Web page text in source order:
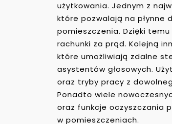
użytkowania. Jednym z
które pozwalają na płynne
pomieszczenia. Dzięki
rachunki za prąd. Kolejną
które umożliwiają zdalne
asystentów głosowych.
oraz tryby pracy z
Ponadto wiele
oraz funkcje oczyszczania
w pomieszczeniach.